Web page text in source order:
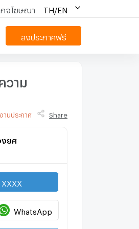
จโฆษณา TH/EN
ลงประกาศฟรี
วาม
านประกาศ Share
งยศ
WhatsApp